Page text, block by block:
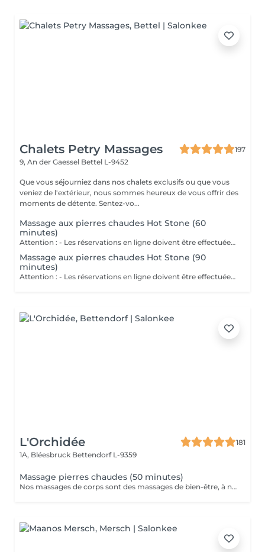
Chalets Petry Massages
197
9, An der Gaessel Bettel L-9452
Que vous séjourniez dans nos chalets exclusifs ou que vous
veniez de l'extérieur, nous sommes heureux de vous offrir des
moments de détente. Sentez-vo...
Massage aux pierres chaudes Hot Stone (60
minutes)
Attention : - Les réservations en ligne doivent être effectuées au moins 24 heures à l'avance. - Si vous souhaitez réserver un massage à court terme (moins de 24 heures à l'avance), veuillez appeler le +49 173 390 20 62. - Si vous devez annuler le massage, nous vous demandons de le faire au moins 24 heures à l'avance, sinon nous devrons facturer 70 % du prix des massages. - Les employés et les horaires peuvent être adaptés si nécessaire, après consultation avec vous. Le massage s'effectue à l'aide de pierres d'origine volcanique et des huiles essentielles. La chaleur des galets, des huiles essentielles et de légères pressions permet de venir à bout de problèmes physiques ainsi que de certains troubles psychologiques liés au stress.
Massage aux pierres chaudes Hot Stone (90
minutes)
Attention : - Les réservations en ligne doivent être effectuées au moins 24 heures à l'avance. - Si vous souhaitez réserver un massage à court terme (moins de 24 heures à l'avance), veuillez appeler le +49 173 390 20 62. - Si vous devez annuler le massage, nous vous demandons de le faire au moins 24 heures à l'avance, sinon nous devrons facturer 70 % du prix des massages. - Les employés et les horaires peuvent être adaptés si nécessaire, après consultation avec vous. Le massage s'effectue à l'aide de pierres d'origine volcanique et des huiles essentielles. La chaleur des galets, des huiles essentielles et de légères pressions permet de venir à bout de problèmes physiques ainsi que de certains troubles psychologiques liés au stress.
L'Orchidée
181
1A, Bléesbruck Bettendorf L-9359
Massage pierres chaudes (50 minutes)
Nos massages de corps sont des massages de bien-être, à ne pas confondre avec les massages médicaux.